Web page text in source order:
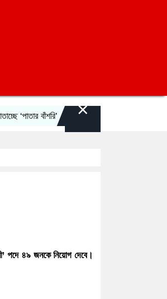
বাঁশরি’ দিল্লিতে নওফেলের সংবাদ সম্মেলন
×
পদে ৪৯ জনকে নিয়োগ দেবে।